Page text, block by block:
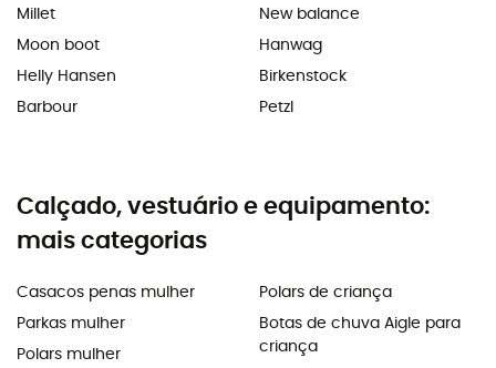
Millet
Moon boot
Helly Hansen
Barbour
New balance
Hanwag
Birkenstock
Petzl
Calçado, vestuário e equipamento:
mais categorias
Casacos penas mulher
Parkas mulher
Polars mulher
Polars de criança
Botas de chuva Aigle para
criança